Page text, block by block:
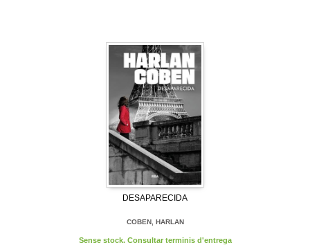
DESAPARECIDA
COBEN, HARLAN
Sense stock. Consultar terminis d'entrega